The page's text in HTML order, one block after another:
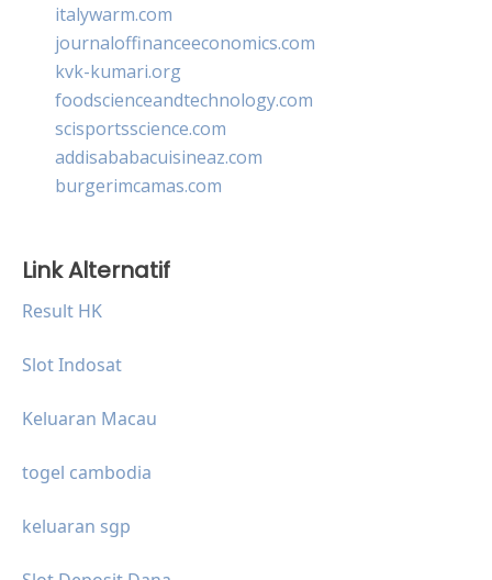
italywarm.com
journaloffinanceeconomics.com
kvk-kumari.org
foodscienceandtechnology.com
scisportsscience.com
addisababacuisineaz.com
burgerimcamas.com
Link Alternatif
Result HK
Slot Indosat
Keluaran Macau
togel cambodia
keluaran sgp